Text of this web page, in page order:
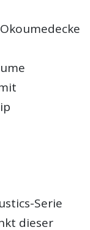
Serie
dieser